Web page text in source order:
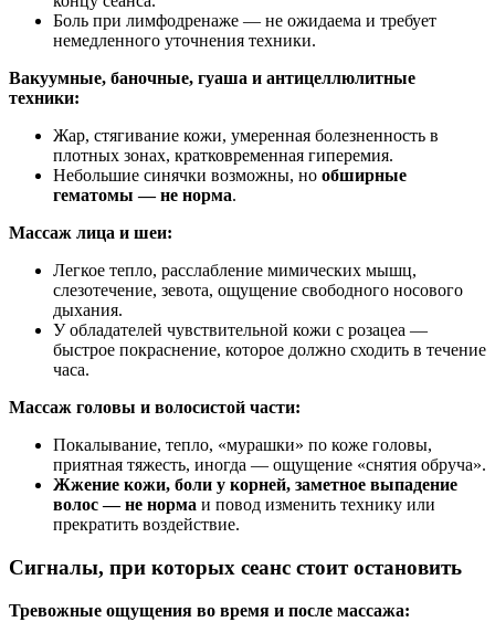
Боль при лимфодренаже — не ожидаема и требует
немедленного уточнения техники.
Вакуумные, баночные, гуаша и антицеллюлитные
техники:
Жар, стягивание кожи, умеренная болезненность в
плотных зонах, кратковременная гиперемия.
Небольшие синячки возможны, но обширные
гематомы — не норма.
Массаж лица и шеи:
Легкое тепло, расслабление мимических мышц,
слезотечение, зевота, ощущение свободного носового
дыхания.
У обладателей чувствительной кожи с розацеа —
быстрое покраснение, которое должно сходить в течение
часа.
Массаж головы и волосистой части:
Покалывание, тепло, «мурашки» по коже головы,
приятная тяжесть, иногда — ощущение «снятия обруча».
Жжение кожи, боли у корней, заметное выпадение
волос — не норма и повод изменить технику или
прекратить воздействие.
Сигналы, при которых сеанс стоит остановить
Тревожные ощущения во время и после массажа: